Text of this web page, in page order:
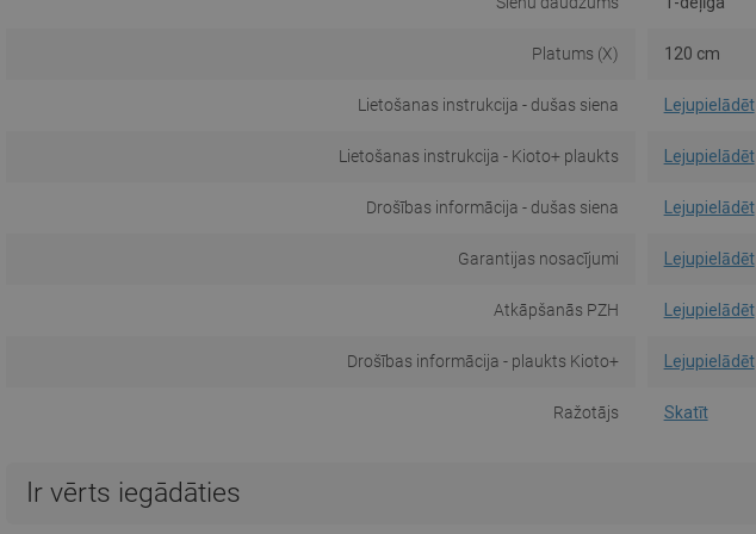
Platums (X) 120 cm
Lietošanas instrukcija - dušas siena Lejupielādēt
Lietošanas instrukcija - Kioto+ plaukts Lejupielādēt
Drošības informācija - dušas siena Lejupielādēt
Garantijas nosacījumi Lejupielādēt
Atkāpšanās PZH Lejupielādēt
Drošības informācija - plaukts Kioto+ Lejupielādēt
Ražotājs Skatīt
Ir vērts iegādāties